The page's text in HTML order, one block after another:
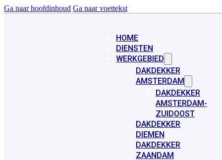
Ga naar hoofdinhoud Ga naar voettekst
HOME
DIENSTEN
WERKGEBIED
DAKDEKKER
AMSTERDAM
DAKDEKKER
AMSTERDAM-
ZUIDOOST
DAKDEKKER
DIEMEN
DAKDEKKER
ZAANDAM